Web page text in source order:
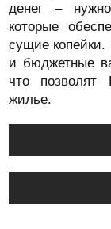
денег –
которые
сущие
и бюджетные
что позволят
жилье.